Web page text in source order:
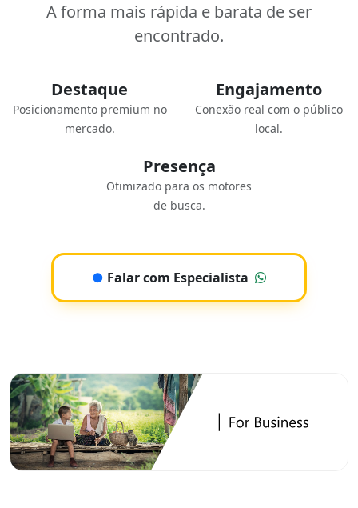
A forma mais rápida e barata de ser
encontrado.
Destaque
Posicionamento premium no
mercado.
Engajamento
Conexão real com o público
local.
Presença
Otimizado para os motores
de busca.
● Falar com Especialista